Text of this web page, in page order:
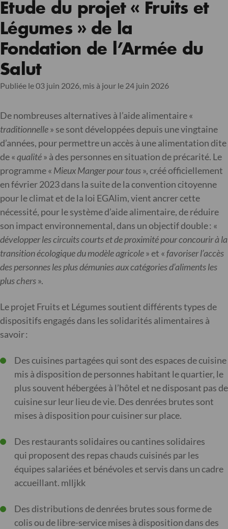
Etude du projet « Fruits et
Légumes » de la
Fondation de l’Armée du
Salut
Publiée le 03 juin 2026, mis à jour le 24 juin 2026
De nombreuses alternatives à l’aide alimentaire «
traditionnelle» se sont développées depuis une vingtaine
d’années, pour permettre un accès à une alimentation dite
de «qualité» à des personnes en situation de précarité. Le
programme « Mieux Manger pour tous», créé officiellement
en février 2023 dans la suite de la convention citoyenne
pour le climat et de la loi EGAlim, vient ancrer cette
nécessité, pour le système d’aide alimentaire, de réduire
son impact environnemental, dans un objectif double : «
développer les circuits courts et de proximité pour concourir à la
transition écologique du modèle agricole» et «favoriser l’accès
des personnes les plus démunies aux catégories d’aliments les
plus chers».
Le projet Fruits et Légumes soutient différents types de
dispositifs engagés dans les solidarités alimentaires à
savoir :
Des cuisines partagées qui sont des espaces de cuisine
mis à disposition de personnes habitant le quartier, le
plus souvent hébergées à l’hôtel et ne disposant pas de
cuisine sur leur lieu de vie. Des denrées brutes sont
mises à disposition pour cuisiner sur place.
Des restaurants solidaires ou cantines solidaires
qui proposent des repas chauds cuisinés par les
équipes salariées et bénévoles et servis dans un cadre
accueillant. mlljkk
Des distributions de denrées brutes sous forme de
colis ou de libre-service mises à disposition dans des